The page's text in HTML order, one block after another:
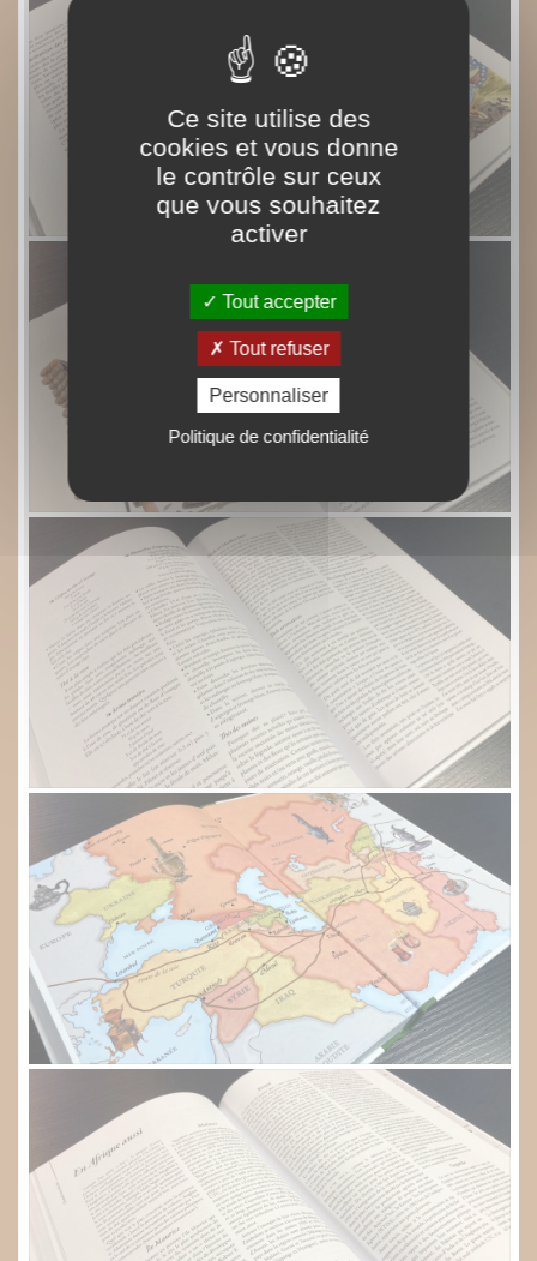
Ce site utilise des
cookies et vous donne
le contrôle sur ceux
que vous souhaitez
activer
Tout accepter
Tout refuser
Personnaliser
Politique de confidentialité